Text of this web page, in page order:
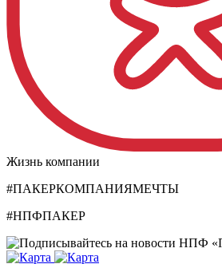
Жизнь компании
#ПАКЕРКОМПАНИЯМЕЧТЫ
#НПФПАКЕР